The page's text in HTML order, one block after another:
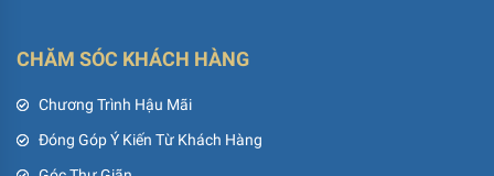
CHĂM SÓC KHÁCH HÀNG
Chương Trình Hậu Mãi
Đóng Góp Ý Kiến Từ Khách Hàng